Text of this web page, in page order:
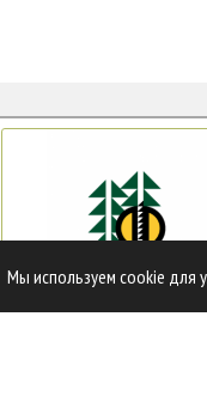
Мы используем cookie для